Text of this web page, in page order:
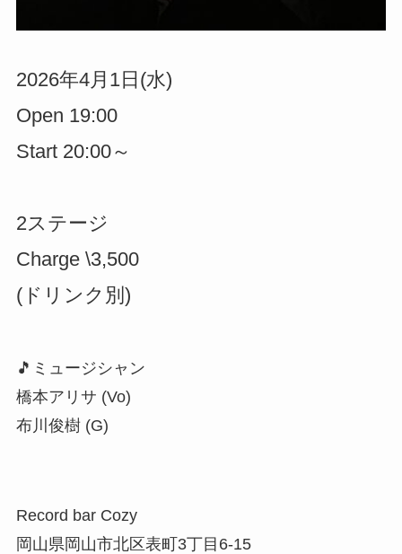
2026年4月1日(水)
Open 19:00
Start 20:00～
2ステージ
Charge \3,500
(ドリンク別)
🎵ミュージシャン
橋本アリサ (Vo)
布川俊樹 (G)
Record bar Cozy
岡山県岡山市北区表町3丁目6-15